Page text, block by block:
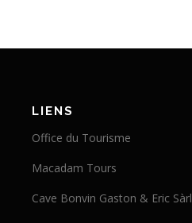
LIENS
Office du Tourisme
Macadam Tours
Cave Bonvin Gaston & Eric Sàrl